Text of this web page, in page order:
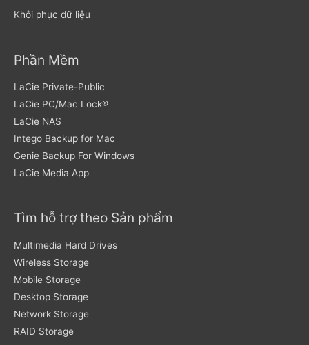
Khôi phục dữ liệu
Phần Mềm
LaCie Private-Public
LaCie PC/Mac Lock®
LaCie NAS
Intego Backup for Mac
Genie Backup For Windows
LaCie Media App
Tìm hỗ trợ theo Sản phẩm
Multimedia Hard Drives
Wireless Storage
Mobile Storage
Desktop Storage
Network Storage
RAID Storage